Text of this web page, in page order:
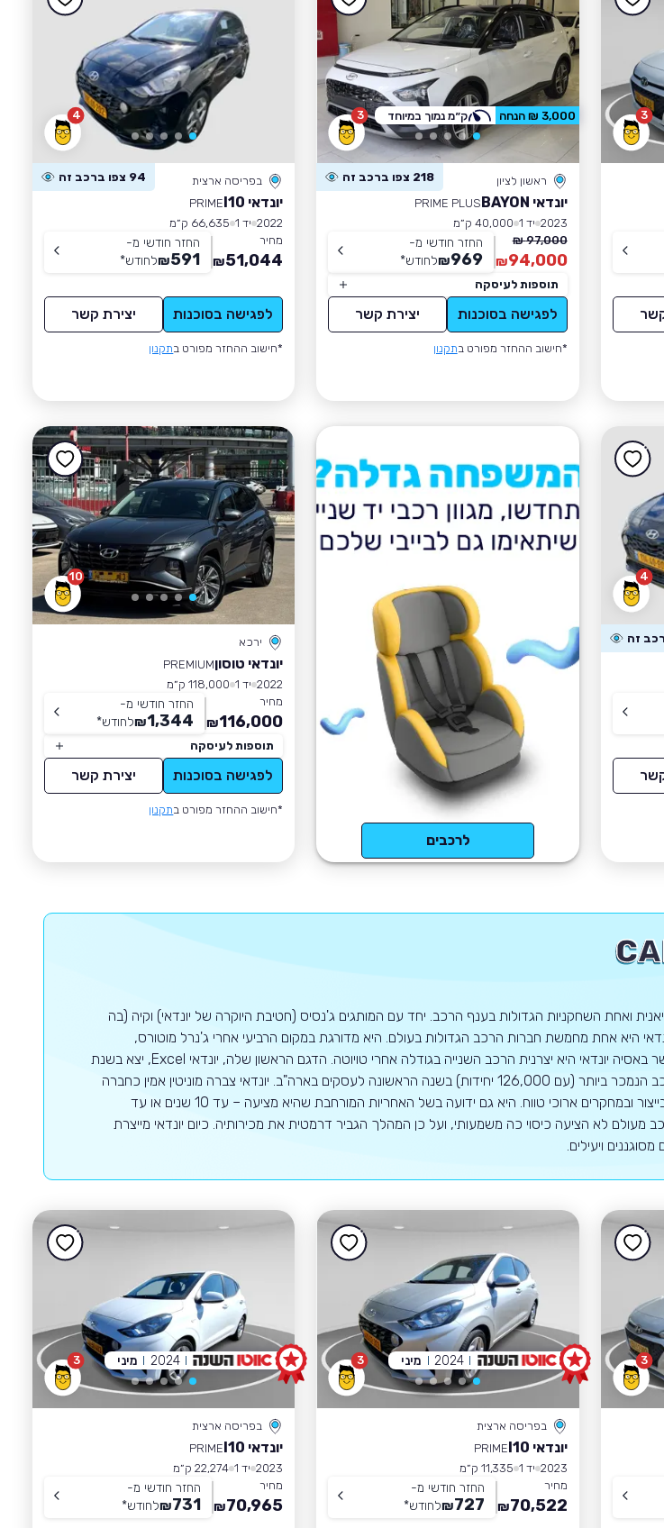
3
3
ראשון לציון 218 צפו ברכב זה
יונדאי BAYON
PRIME PLUS
2023 יד 1
40,000 ק״מ
97,000 ₪
94,000
₪
החזר חודשי מ-
969
₪לחודש*
תוספות לעיסקה
לפגישה בסוכנות יצירת קשר
*חישוב ההחזר מפורט בתקנון
3,000 ₪ הנחה ק״מ נמוך במיוחד 4
בפריסה ארצית 94 צפו ברכב זה
יונדאי I10
PRIME
2022 יד 1
66,635 ק״מ
מחיר
51,044
₪
החזר חודשי מ-
591
₪לחודש*
לפגישה בסוכנות יצירת קשר
*חישוב ההחזר מפורט בתקנון
4
לרכבים
10
ירכא
יונדאי טוסוןPREMIUM
2022 יד 1
118,000 ק״מ
מחיר
116,000
₪
החזר חודשי מ-
1,344
₪לחודש*
תוספות לעיסקה
לפגישה בסוכנות יצירת קשר
*חישוב ההחזר מפורט בתקנון
ואחת השחקניות הגדולות בענף הרכב. יחד עם המותגים ג'נסיס (חטיבת היוקרה של יונדאי) וקיה (בה
היא אחת מחמשת חברות הרכב הגדולות בעולם. היא מדורגת במקום הרביעי אחרי ג'נרל מוטורס,
פולקסווגן וטויוטה בעולם כולו כאשר באסיה יונדאי היא יצרנית הרכב השנייה בגודלה אחרי טויוטה. הדגם הראשון שלה, יונדאי Excel, יצא בשנת
1968 בארה"ב והוא קבע שיא לרכב הנמכר ביותר (עם 126,000 יחידות) בשנה הראשונה לעסקים בארה"ב. יונדאי צברה מוניטין אמין כחברה
המשקיעה רבות בתכנון, באיכות, בייצור ובמחקרים ארוכי טווח. היא גם ידועה בשל האחריות המורחבת שהיא מציעה – עד 10 שנים או עד
רכב מעולם לא הציעה כיסוי כה משמעותי, ועל כן המהלך הגביר דרמטית את מכירותיה. כיום יונדאי מייצרת
ויעילים.
3
3
בפריסה ארצית
יונדאי I10
PRIME
2023 יד 1
11,335 ק״מ
מחיר
70,522
₪
החזר חודשי מ-
727
₪לחודש*
2024 מיני 3
בפריסה ארצית
יונדאי I10
PRIME
2023 יד 1
22,274 ק״מ
מחיר
70,965
₪
החזר חודשי מ-
731
₪לחודש*
2024 מיני